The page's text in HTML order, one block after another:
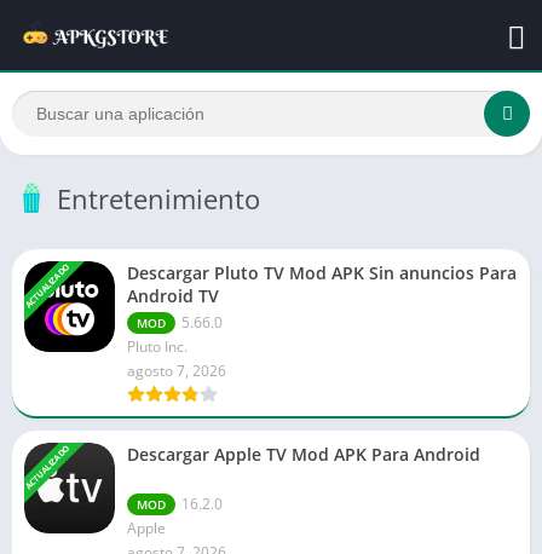
Entretenimiento
ACTUALIZADO
Descargar Pluto TV Mod APK Sin anuncios Para
Android TV
MOD
5.66.0
Pluto Inc.
agosto 7, 2026
ACTUALIZADO Descargar Apple TV Mod APK Para Android
MOD
16.2.0
Apple